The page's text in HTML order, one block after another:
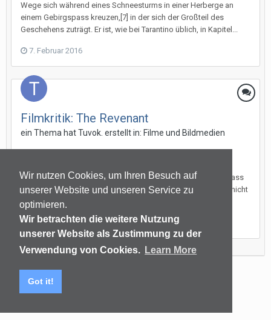
Wir nutzen Cookies, um Ihren Besuch auf
unserer Website und unseren Service zu
optimieren.
Wir betrachten die weitere Nutzung
unserer Website als Zustimmung zu der
Verwendung von Cookies. Learn More
Got it!
Wege sich während eines Schneesturms in einer Herberge an
einem Gebirgspass kreuzen,[7] in der sich der Großteil des
Geschehens zuträgt. Er ist, wie bei Tarantino üblich, in Kapitel...
7. Februar 2016
Filmkritik: The Revenant
ein Thema hatTuvok. erstellt in: Filme und Bildmedien
Millionen US $ gekostet hat, wundert mich, aber ich glaube dass
der Regisseur der damals auch den Film „Babel“ machte gar nicht
darauf aus ist einen Film zu drehen der viel eins...
10. Januar 2016
Sprachen